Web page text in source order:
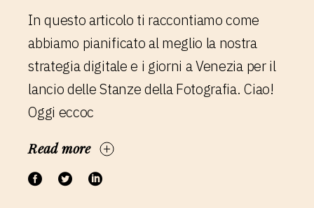
In questo articolo ti raccontiamo come
abbiamo pianificato al meglio la nostra
strategia digitale e i giorni a Venezia per il
lancio delle Stanze della Fotografia. Ciao!
Oggi eccoc
Read more